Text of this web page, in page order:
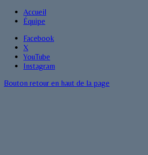
Accueil
Équipe
Facebook
X
YouTube
Instagram
Bouton retour en haut de la page